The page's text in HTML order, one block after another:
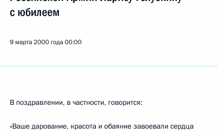
с юбилеем
9 марта 2000 года00:00
В поздравлении, в частности, говорится:
«Ваше дарование, красота и обаяние завоевали сердца